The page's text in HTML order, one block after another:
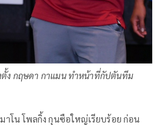
ง กฤษดา กาแมน ทำหน้าที่กัปตันทีม
าโน โพลกิ้ง กุนซือใหญ่เรียบร้อย ก่อน